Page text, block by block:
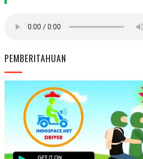
PEMBERITAHUAN